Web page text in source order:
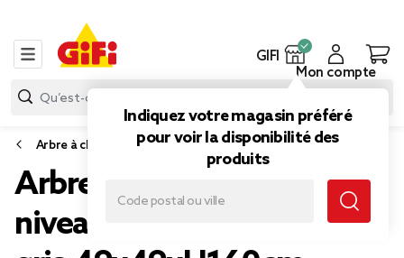
GIFI
Indiquez votre magasin préféré
pour voir la disponibilité des
produits
Mon compte
Arbre à chat et griffoir
Arbre à chat XXL en bois 5
niveaux jute et tissu doux